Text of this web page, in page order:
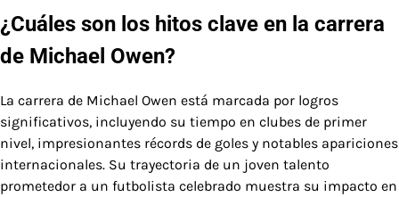
¿Cuáles son los hitos clave en la carrera
de Michael Owen?
La carrera de Michael Owen está marcada por logros
significativos, incluyendo su tiempo en clubes de primer
nivel, impresionantes récords de goles y notables apariciones
internacionales. Su trayectoria de un joven talento
prometedor a un futbolista celebrado muestra su impacto en